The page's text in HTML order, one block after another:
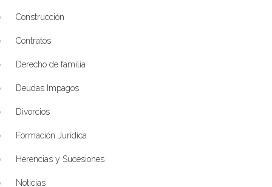
Construcción
Contratos
Derecho de familia
Deudas Impagos
Divorcios
Formación Jurídica
Herencias y Sucesiones
Noticias